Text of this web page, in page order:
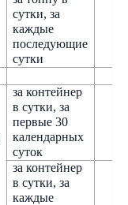
сутки, за
каждые
последующие
сутки
за контейнер
в сутки, за
первые 30
календарных
суток
за контейнер
в сутки, за
каждые